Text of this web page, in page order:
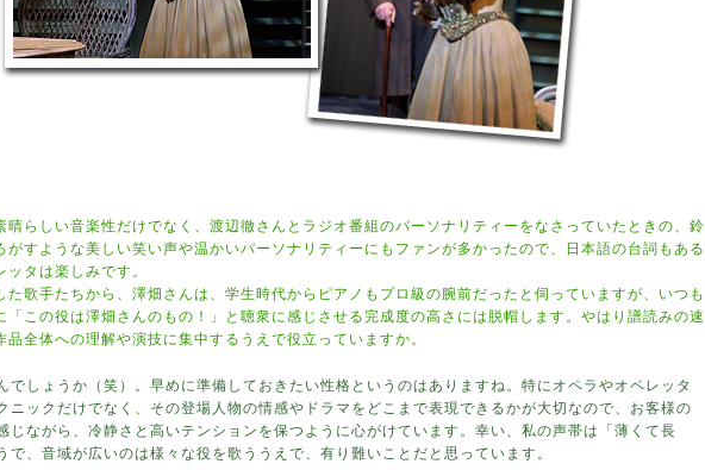
晴らしい音楽性だけでなく、渡辺徹さんとラジオ番組のパーソナリティーをなさっていたときの、鈴
がすような美しい笑い声や温かいパーソナリティーにもファンが多かったので、日本語の台詞もある
ッタは楽しみです。
た歌手たちから、澤畑さんは、学生時代からピアノもプロ級の腕前だったと伺っていますが、いつも
「この役は澤畑さんのもの！」と聴衆に感じさせる完成度の高さには脱帽します。やはり譜読みの速
品全体への理解や演技に集中するうえで役立っていますか。
でしょうか（笑）。早めに準備しておきたい性格というのはありますね。特にオペラやオペレッタ
ニックだけでなく、その登場人物の情感やドラマをどこまで表現できるかが大切なので、お客様の
じながら、冷静さと高いテンションを保つように心がけています。幸い、私の声帯は「薄くて長
で、音域が広いのは様々な役を歌ううえで、有り難いことだと思っています。